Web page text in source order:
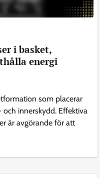
i basket,
energi
som placerar
innerskydd. Effektiva
är avgörande för att